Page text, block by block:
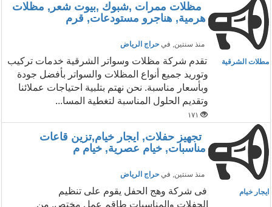
مظلات ممرات ,شبوك ,بيوت شعر, مظلات
هرمية, هناجرو مستودعات, قرم
منذ سنتين, في حراج الرياض
مطلات الشرقية
تقدم شركة مظلات وسواتر الشرقية خدمات تركيب
وتوريد جميع أنواع المظلات والسواتر بأفضل جودة
وبأسعار مناسبة. نحن نهتم بتلبية احتياجات عملائنا
وتقديم الحلول المناسبة لتغطية المسا...
١٧١
تجهيز حفلات, ايجار خيام,تزين قاعات
مناسبات, خيام عصرية, خيام م
منذ سنتين, في حراج الرياض
ايجار خيام
فى شركة وهج الحفل يقوم على تنظيم
الحفلات والمناسبات طاقم عمل مختص, من